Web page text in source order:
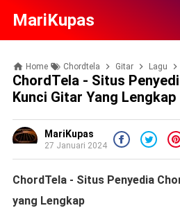
MariKupas
Home Chordtela Gitar Lagu
ChordTela - Situs
Kunci Gitar Yang Lengkap
MariKupas
27 Januari 2024
ChordTela - Situs Penyedia
yang Lengkap